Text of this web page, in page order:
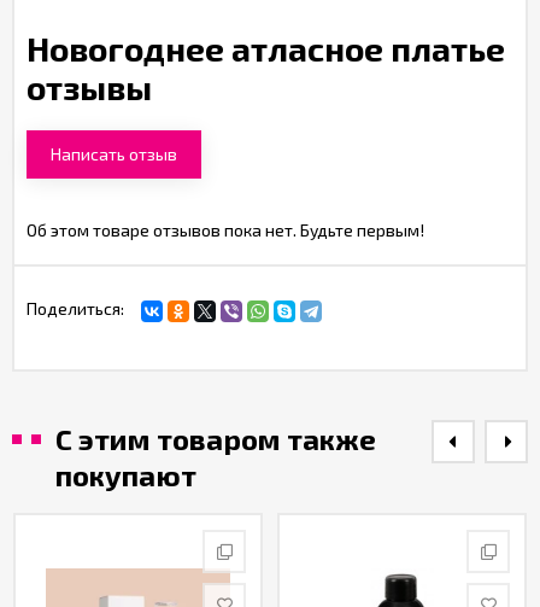
Новогоднее атласное платье
отзывы
Написать отзыв
Об этом товаре отзывов пока нет. Будьте первым!
Поделиться:
С этим товаром также
покупают